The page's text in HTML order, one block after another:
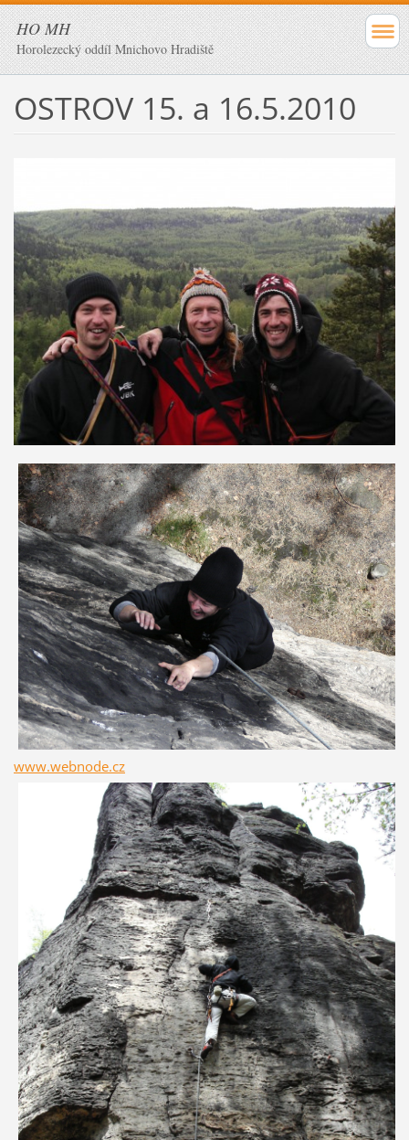
HO MH
Horolezecký oddíl Mnichovo Hradiště
OSTROV 15. a 16.5.2010
www.webnode.cz